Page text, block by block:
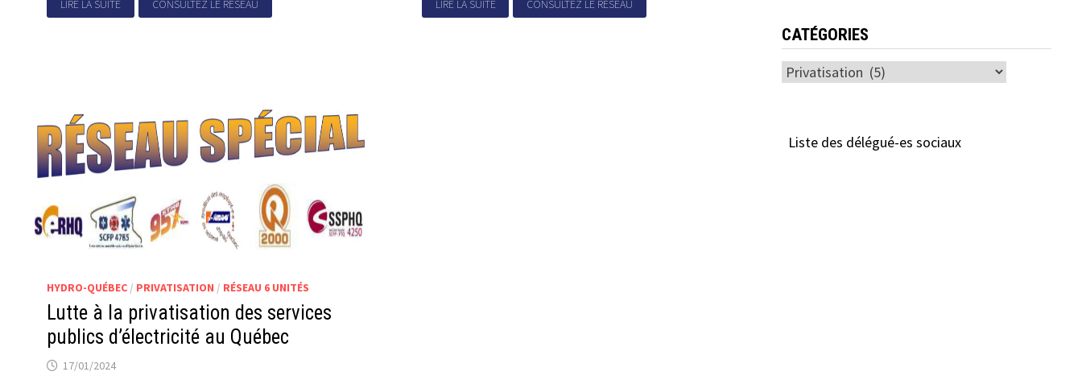
LIRE LA SUITE CONSULTEZ LE RÉSEAU LIRE LA SUITE CONSULTEZ LE RÉSEAU
HYDRO-QUÉBEC / PRIVATISATION / RÉSEAU 6 UNITÉS
Lutte à la privatisation des services
publics d’électricité au Québec
17/01/2024
CATÉGORIES
Catégories
Liste des délégué-es sociaux